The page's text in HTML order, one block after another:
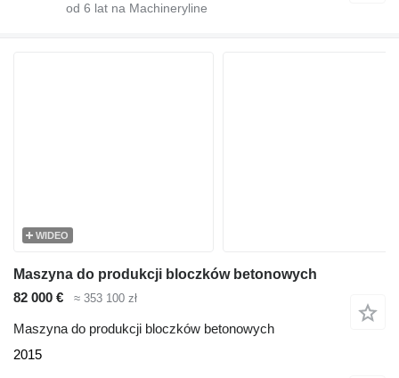
od 6 lat na Machineryline
WIDEO
Maszyna do produkcji bloczków betonowych
82 000 €
≈ 353 100 zł
Maszyna do produkcji bloczków betonowych
2015